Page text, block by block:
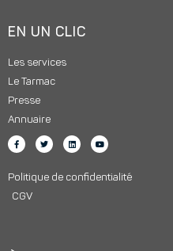
EN UN CLIC
Les services
Le Tarmac
Presse
Annuaire
Politique de confidentialité
CGV